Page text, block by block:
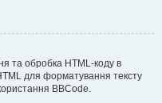
та обробка HTML-коду в
для форматування тексту
BBCode.